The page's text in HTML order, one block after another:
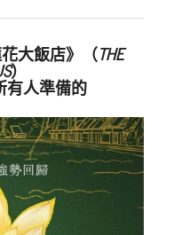
大飯店》（THE
）
有人準備的